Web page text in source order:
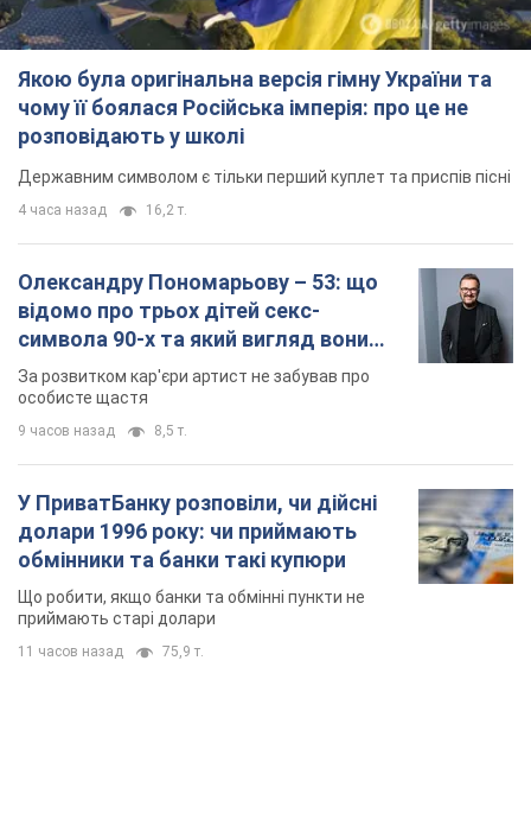
Якою була оригінальна версія гімну України та
чому її боялася Російська імперія: про це не
розповідають у школі
Державним символом є тільки перший куплет та приспів пісні
4 часа назад 16,2 т.
Олександру Пономарьову – 53: що
відомо про трьох дітей секс-
символа 90-х та який вигляд вони
мають
За розвитком кар'єри артист не забував про
особисте щастя
9 часов назад 8,5 т.
У ПриватБанку розповіли, чи дійсні
долари 1996 року: чи приймають
обмінники та банки такі купюри
Що робити, якщо банки та обмінні пункти не
приймають старі долари
11 часов назад 75,9 т.